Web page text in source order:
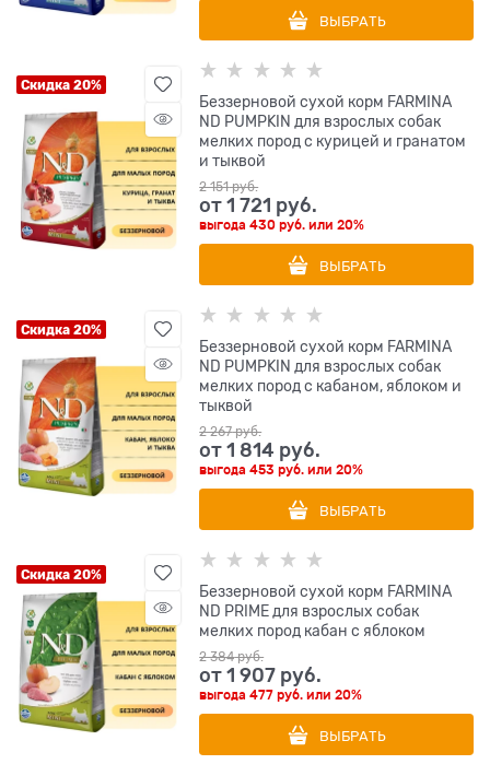
ВЫБРАТЬ
Скидка 20%
Беззерновой cухой корм FARMINA
ND PUMPKIN для взрослых собак
мелких пород с курицей и гранатом
и тыквой
2 151 руб.
от1 721 руб.
выгода430 руб. или20%
ВЫБРАТЬ
Скидка 20%
Беззерновой cухой корм FARMINA
ND PUMPKIN для взрослых собак
мелких пород с кабаном, яблоком и
тыквой
2 267 руб.
от1 814 руб.
выгода453 руб. или20%
ВЫБРАТЬ
Скидка 20%
Беззерновой cухой корм FARMINA
ND PRIME для взрослых собак
мелких пород кабан с яблоком
2 384 руб.
от1 907 руб.
выгода477 руб. или20%
ВЫБРАТЬ